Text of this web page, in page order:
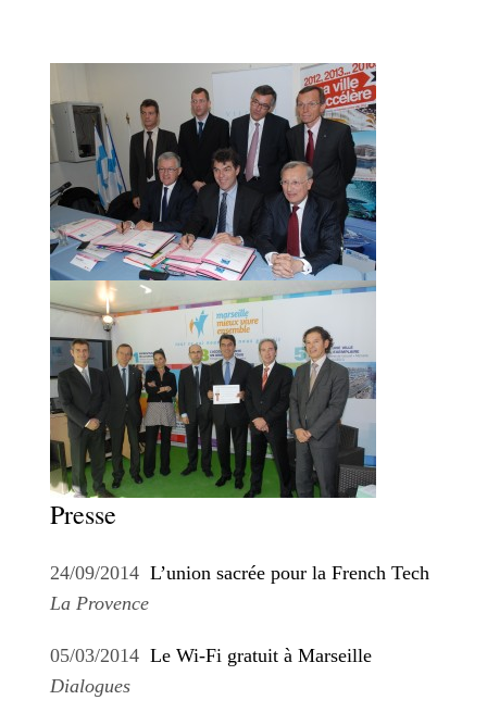
Presse
24/09/2014 L’union sacrée pour la French Tech
La Provence
05/03/2014 Le Wi-Fi gratuit à Marseille
Dialogues